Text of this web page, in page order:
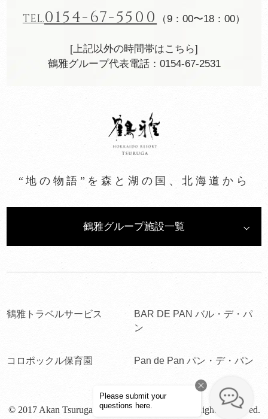
TEL.0154-67-5500 （9：00〜18：00）
[上記以外の時間帯はこちら]
鶴雅グループ代表電話：0154-67-2531
“地の物語”を森と湖の国、北海道から
鶴雅グループ施設一覧
鶴雅トラベルサービス
BAR DE PAN バル・デ・パ
ン
コロポックル保育園 Pan de Pan パン・デ・パン
© 2017 Akan Tsuruga Bessou HINANOZA. All Rights Reserved.